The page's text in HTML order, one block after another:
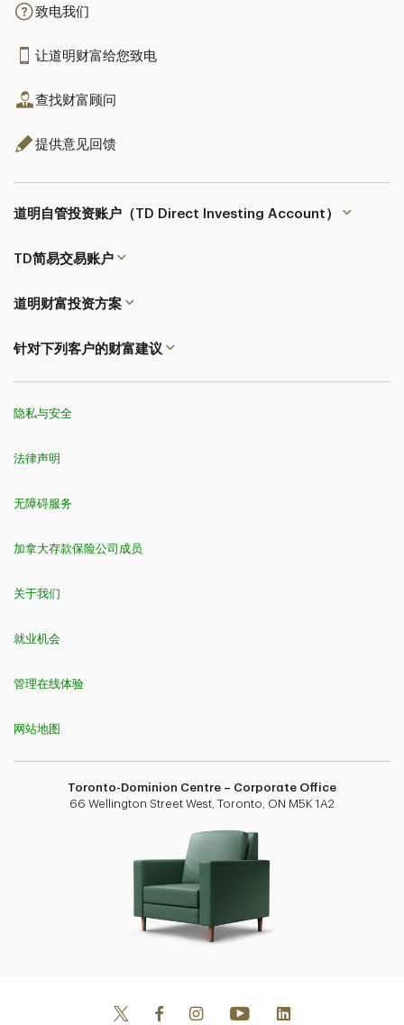
致电我们
让道明财富给您致电
查找财富顾问
提供意见回馈
道明自管投资账户（TD Direct Investing Account）
TD简易交易账户
道明财富投资方案
针对下列客户的财富建议
隐私与安全
法律声明
无障碍服务
加拿大存款保险公司成员
关于我们
就业机会
管理在线体验
网站地图
Toronto-Dominion Centre – Corporate Office
66 Wellington Street West, Toronto, ON M5K 1A2